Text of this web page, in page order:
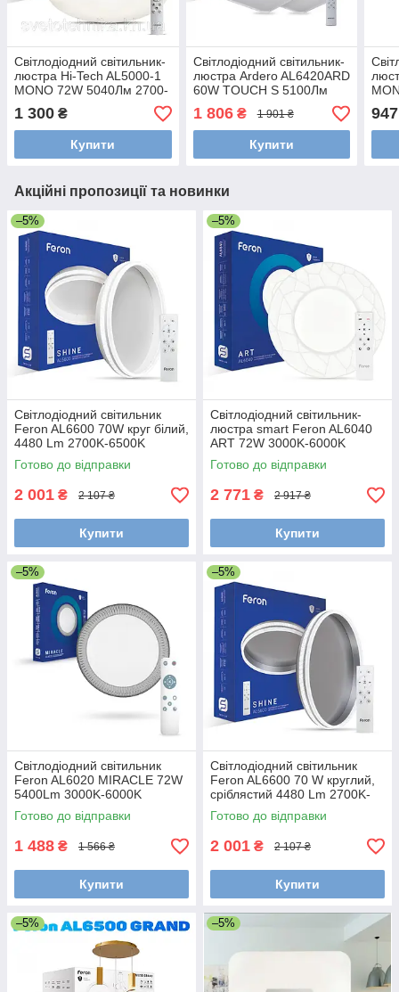
Світлодіодний світильник-
люстра Hi-Tech AL5000-1
MONO 72W 5040Лм 2700-
6500К 500*85мм із ПДК
1 300 ₴
Купити
Світлодіодний світильник-
люстра Ardero AL6420ARD
60W TOUCH S 5100Лм
3000-6500К
500х500х80мм
1 806₴ 1 901 ₴
Купити
947
Акційні пропозиції та новинки
–5%
Світлодіодний світильник
Feron AL6600 70W круг білий,
4480 Lm 2700K-6500K
400*400*80mm білий
Готово до відправки
2 001 ₴ 2 107 ₴
Купити
–5%
Світлодіодний світильник-
люстра smart Feron AL6040
ART 72W 3000K-6000K
500*70m
Готово до відправки
2 771 ₴ 2 917 ₴
Купити
–5%
Світлодіодний світильник
Feron AL6020 MIRACLE 72W
5400Lm 3000K-6000K
500*90m
Готово до відправки
1 488 ₴ 1 566 ₴
Купити
–5%
Світлодіодний світильник
Feron AL6600 70 W круглий,
сріблястий 4480 Lm 2700K-
6500K 400*400*80mm
Готово до відправки
2 001 ₴ 2 107 ₴
Купити
–5% –5%